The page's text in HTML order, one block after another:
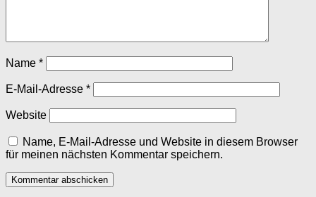
Name *
E-Mail-Adresse *
Website
Name, E-Mail-Adresse und Website in diesem Browser
für meinen nächsten Kommentar speichern.